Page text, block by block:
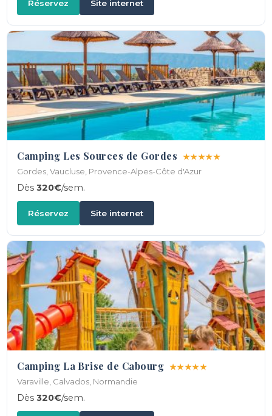
Réservez Site internet
Camping Les Sources de Gordes ★★★★★
Gordes, Vaucluse, Provence-Alpes-Côte d'Azur
Dès320€/sem.
Réservez Site internet
Camping La Brise de Cabourg ★★★★★
Varaville, Calvados, Normandie
Dès320€/sem.